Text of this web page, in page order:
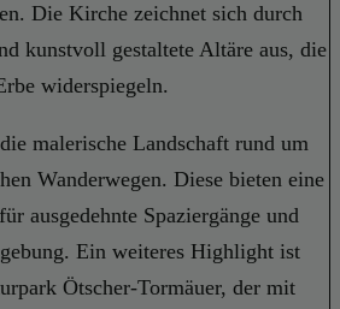
Die Kirche zeichnet sich durch
kunstvoll gestaltete Altäre aus, die
widerspiegeln.
malerische Landschaft rund um
Wanderwegen. Diese bieten eine
ausgedehnte Spaziergänge und
Ein weiteres Highlight ist
Ötscher-Tormäuer, der mit